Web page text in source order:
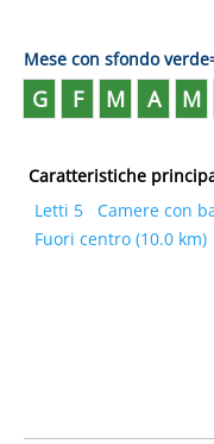
Mese con sfondo
G F M A M
Caratteristiche
Letti 5
Camere con
Fuori centro (10.0 km)